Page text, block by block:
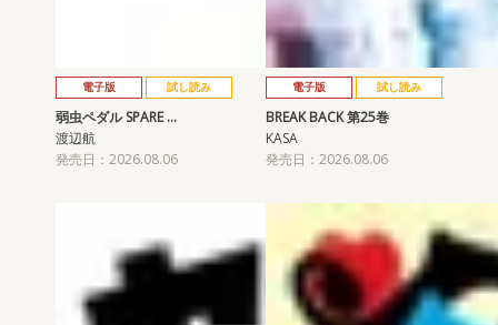
電子版 試し読み
弱虫ペダル SPARE …
渡辺航
発売日：2026.08.06
電子版 試し読み
BREAK BACK 第25巻
KASA
発売日：2026.08.06